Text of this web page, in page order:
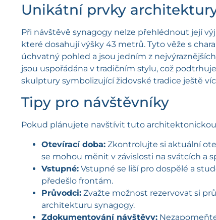
Unikátní prvky
Při návštěvě synagogy nelze přehlédnout její
které dosahují výšky 43 metrů. Tyto věže s
úchvatný pohled a jsou jedním z
jsou uspořádána v tradičním stylu, což
skulptury symbolizující židovské tradice ještě
Tipy pro návštěvníky
Pokud plánujete navštívit tuto
Otevírací doba: Zkontrolujte si aktuální
se mohou měnit v závislosti na svátcích a
Vstupné: Vstupné se liší pro dospělé a
předešlo frontám.
Průvodci: Zvažte možnost rezervovat si
architekturu synagogy.
Zdokumentování návštěvy: